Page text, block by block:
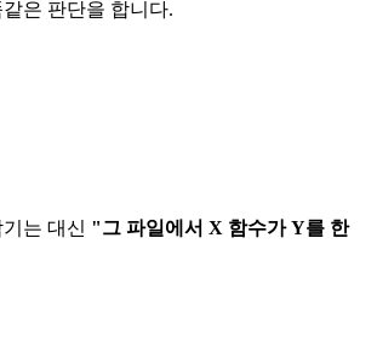
은 판단을 합니다.
는 대신 "그 파일에서 X 함수가 Y를 한